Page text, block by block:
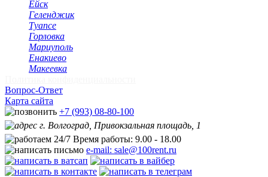
Ейск
Геленджик
Туапсе
Горловка
Мариуполь
Енакиево
Макеевка
Вопрос-Ответ
Карта сайта
+7 (993) 08-80-100
г. Волгоград, Привокзальная площадь, 1
Время работы: 9.00 - 18.00
e-mail: sale@100rent.ru